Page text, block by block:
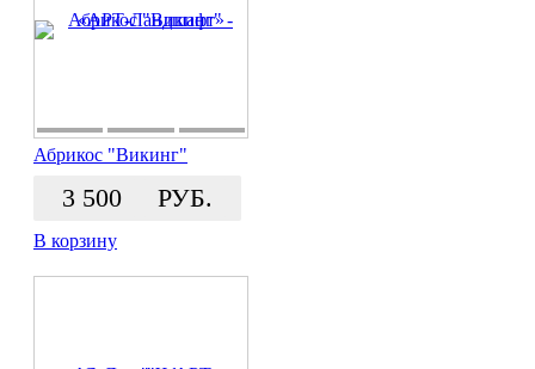
Абрикос "Викинг"
3 500 РУБ.
В корзину